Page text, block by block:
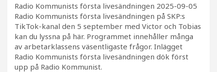
Radio Kommunists första livesändningen 2025-09-05
Radio Kommunists första livesändningen på SKP:s
TikTok-kanal den 5 september med Victor och Tobias
kan du lyssna på här. Programmet innehåller många
av arbetarklassens väsentligaste frågor. Inlägget
Radio Kommunists första livesändningen dök först
upp på Radio Kommunist.